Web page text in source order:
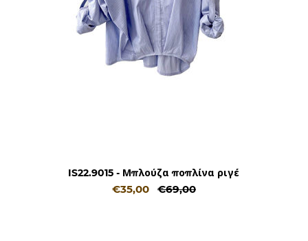
IS22.9015 - Μπλούζα ποπλίνα ριγέ
€35,00 €69,00